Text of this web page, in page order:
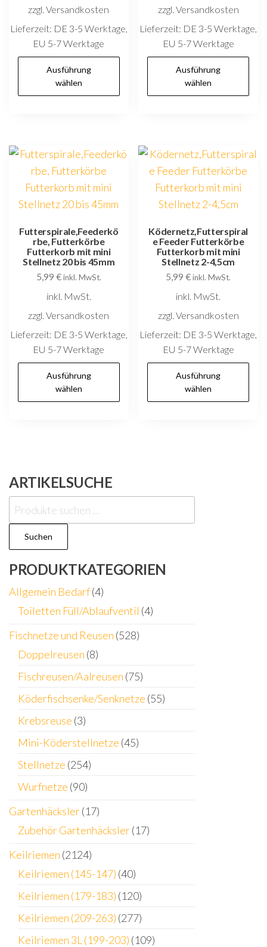
zzgl. Versandkosten
Lieferzeit: DE 3-5 Werktage,
EU 5-7 Werktage
Ausführung
wählen
Dieses
weist
auf.
Optionen
können
Produktseite
gewählt
zzgl. Versandkosten
Lieferzeit: DE 3-5 Werktage,
EU 5-7 Werktage
Ausführung
wählen
Futterspirale,Feederkö
rbe, Futterkörbe
Futterkorb mit mini
Stellnetz 20 bis 45mm
5,99 €inkl. MwSt.
inkl. MwSt.
zzgl. Versandkosten
Lieferzeit: DE 3-5 Werktage,
EU 5-7 Werktage
Ausführung
wählen
Dieses
weist
können
gewählt
Ködernetz,Futterspiral
e Feeder Futterkörbe
Futterkorb mit mini
Stellnetz 2-4,5cm
5,99€inkl. MwSt.
inkl. MwSt.
zzgl. Versandkosten
Lieferzeit: DE 3-5 Werktage,
EU 5-7 Werktage
Ausführung
wählen
ARTIKELSUCHE
Suchen
nach:
Suchen
PRODUKTKATEGORIEN
Allgemein Bedarf(4)
Toiletten Füll/Ablaufventil (4)
Fischnetze und Reusen (528)
Doppelreusen (8)
Fischreusen/Aalreusen (75)
Köderfischsenke/Senknetze (55)
Krebsreuse (3)
Mini-Köderstellnetze (45)
Stellnetze (254)
Wurfnetze (90)
Gartenhäcksler(17)
Zubehör Gartenhäcksler(17)
Keilriemen (2124)
Keilriemen (145-147) (40)
Keilriemen (179-183) (120)
Keilriemen (209-263) (277)
Keilriemen 3L (199-203) (109)